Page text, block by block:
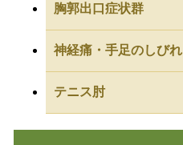
胸郭出口症状群
神経痛・手足のしびれ
テニス肘